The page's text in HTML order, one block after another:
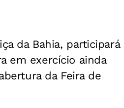
da Bahia, participará
em exercício ainda
da Feira de